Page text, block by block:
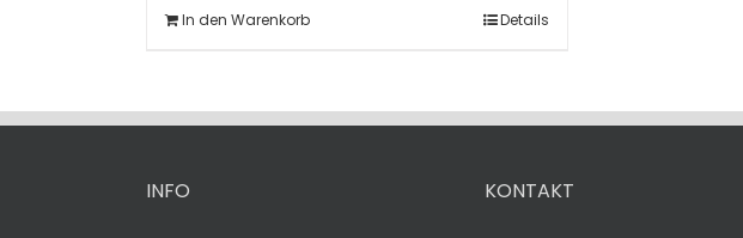
In den Warenkorb Details
INFO KONTAKT